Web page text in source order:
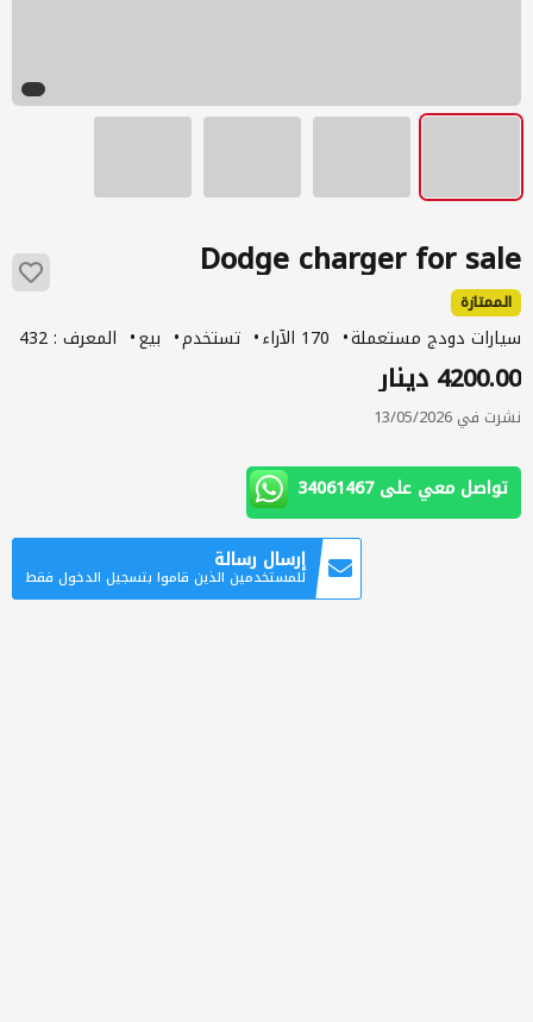
Dodge charger for sale
الممتازة
سيارات دودج مستعملة 170 الآراء تستخدم بيع المعرف : 432
4200.00 دينار
نشرت في 13/05/2026
تواصل معي على 34061467
إرسال رسالة
للمستخدمين الذين قاموا بتسجيل الدخول فقط